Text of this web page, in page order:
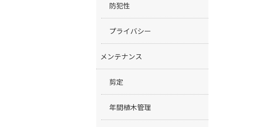
防犯性
プライバシー
メンテナンス
剪定
年間植木管理